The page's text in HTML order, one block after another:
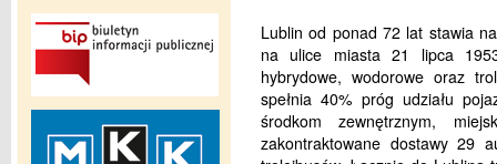
Lublin od ponad 72 lat stawia
na ulice miasta 21 lipca
hybrydowe, wodorowe oraz
spełnia 40% próg udziału
środkom zewnętrznym,
zakontraktowane dostawy 29